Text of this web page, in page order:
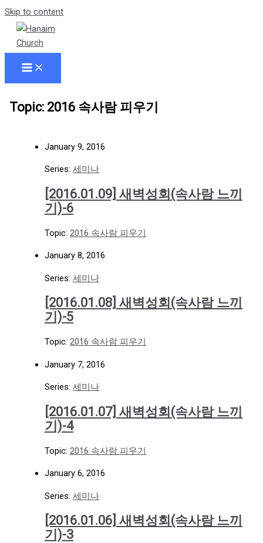
Skip to content
Topic: 2016 속사람 피우기
January 9, 2016
Series: 세미나
[2016.01.09] 새벽성회(속사람 느끼
기)-6
Topic: 2016 속사람 피우기
January 8, 2016
Series: 세미나
[2016.01.08] 새벽성회(속사람 느끼
기)-5
Topic: 2016 속사람 피우기
January 7, 2016
Series: 세미나
[2016.01.07] 새벽성회(속사람 느끼
기)-4
Topic: 2016 속사람 피우기
January 6, 2016
Series: 세미나
[2016.01.06] 새벽성회(속사람 느끼
기)-3